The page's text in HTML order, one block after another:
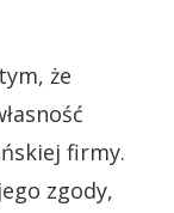
że
firmy.
zgody,